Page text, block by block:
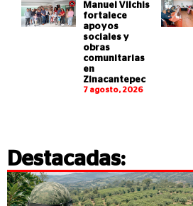
Manuel Vilchis
fortalece
apoyos
sociales y
obras
comunitarias
en
Zinacantepec
7 agosto, 2026
Destacadas: